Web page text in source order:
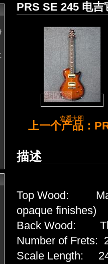
PRS SE 245 电吉
查看大图
上一个产品 ：
描述
Top Wood:
opaque finishes)
Back Wood:
Number of Frets:
Scale Length: